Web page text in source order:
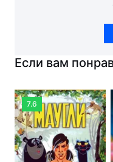
Если вам
7.6